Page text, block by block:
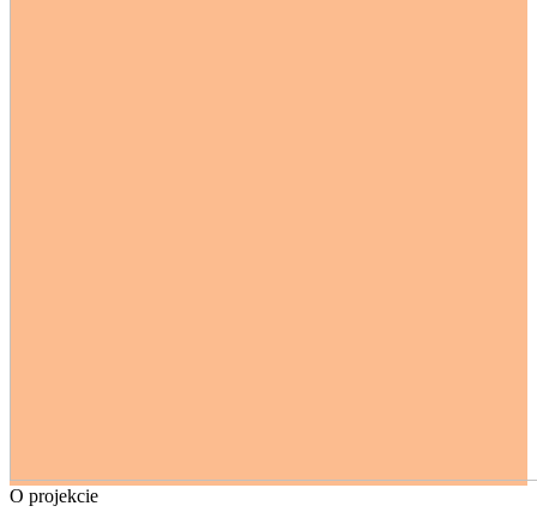
O projekcie